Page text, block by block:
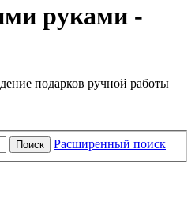
руками -
подарков ручной работы
Поиск Расширенный поиск